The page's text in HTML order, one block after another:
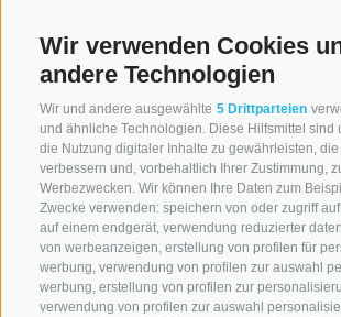
Wir verwenden Cookies
andere Technologien
Wir und andere ausgewählte 5 Drittparteien
und ähnliche Technologien. Diese Hilfsmittel sind
die Nutzung digitaler Inhalte zu gewährleisten,
verbessern und, vorbehaltlich Ihrer Zustimmung,
Werbezwecken. Wir können Ihre Daten zum
Zwecke verwenden: speichern von oder zugriff
auf einem endgerät, verwendung reduzierter
von werbeanzeigen, erstellung von profilen für
werbung, verwendung von profilen zur auswahl
werbung, erstellung von profilen zur
verwendung von profilen zur auswahl
Belletristik, Volkskunde und
zurück zur Übersicht